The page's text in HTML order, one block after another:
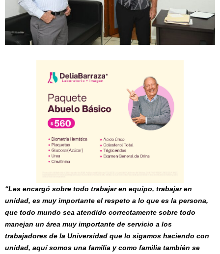
“Les encargó sobre todo trabajar en equipo, trabajar en
unidad, es muy importante el respeto a lo que es la persona,
que todo mundo sea atendido correctamente sobre todo
manejan un área muy importante de servicio a los
trabajadores de la Universidad que lo sigamos haciendo con
unidad, aquí somos una familia y como familia también se